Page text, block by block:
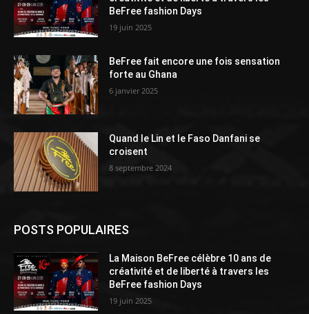
BeFree fashion Days
19 juin 2025
BeFree fait encore une fois sensation
forte au Ghana
6 janvier 2025
Quand le Lin et le Faso Danfani se
croisent
8 septembre 2024
POSTS POPULAIRES
La Maison BeFree célèbre 10 ans de
créativité et de liberté à travers les
BeFree fashion Days
19 juin 2025